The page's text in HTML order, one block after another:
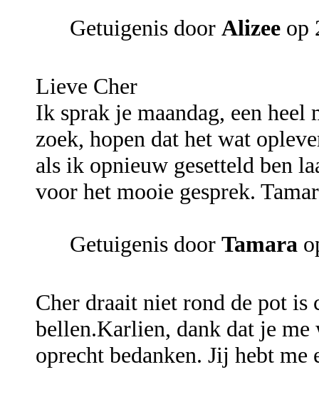
Getuigenis door Alizee op
Lieve Cher
Ik sprak je maandag, een
zoek, hopen dat het wat
als ik opnieuw gesetteld ben
voor het mooie gesprek.
Getuigenis door Tamara
Cher draait niet rond de pot is
bellen.Karlien, dank dat je
oprecht bedanken. Jij hebt me